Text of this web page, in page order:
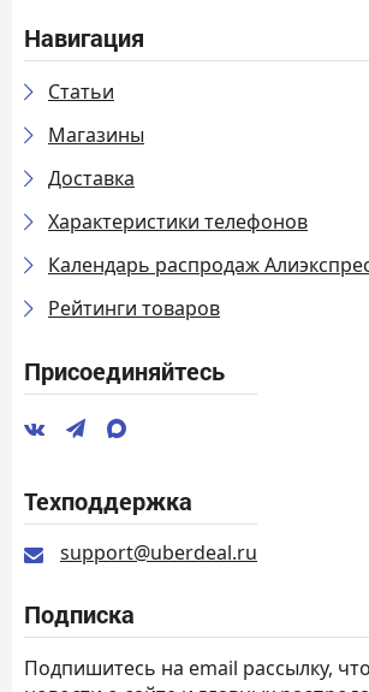
Навигация
Статьи
Магазины
Доставка
Характеристики телефонов
Календарь распродаж
Рейтинги товаров
Присоединяйтесь
Техподдержка
support@uberdeal.ru
Подписка
Подпишитесь на email рассылку,